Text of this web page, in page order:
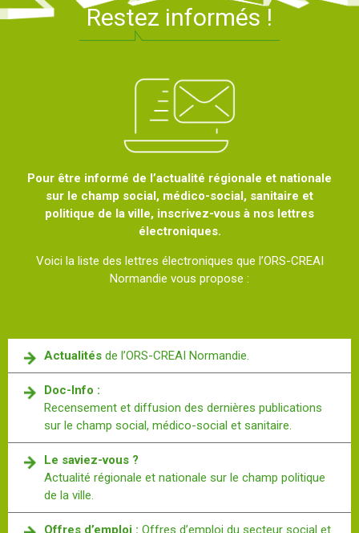
Restez informés !
Pour être informé de l’actualité régionale et nationale
sur le champ social, médico-social, sanitaire et
politique de la ville, inscrivez-vous à nos lettres
électroniques.
Voici la liste des lettres électroniques que l’ORS-CREAI
Normandie vous propose :
Actualités de l’ORS-CREAI Normandie.
Doc-Info :
Recensement et diffusion des dernières publications
sur le champ social, médico-social et sanitaire.
Le saviez-vous ?
Actualité régionale et nationale sur le champ politique
de la ville.
Offres d’emploi : Offres d’emploi du secteur social et